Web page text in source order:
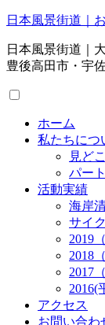
日本風景街道｜
日本風景街道｜
豊後高田市・宇
ホーム
私たちにつ
見ど
パー
活動実績
海岸
サイ
2019
2018
2017
2016(
アクセス
お問い合わ